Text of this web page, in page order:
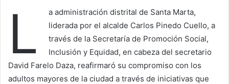
L
a administración distrital de Santa Marta,
liderada por el alcalde Carlos Pinedo Cuello, a
través de la Secretaría de Promoción Social,
Inclusión y Equidad, en cabeza del secretario
David Farelo Daza, reafirmaró su compromiso con los
adultos mayores de la ciudad a través de iniciativas que